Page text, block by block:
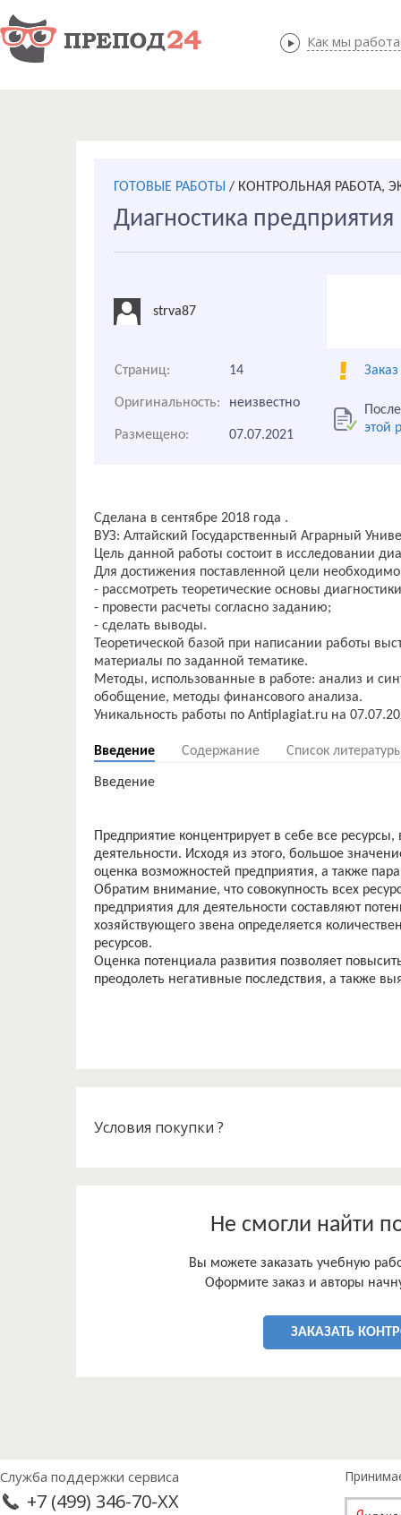
Как мы
Как мы
ГОТОВЫЕ РАБОТЫ / КОНТРОЛЬНАЯ РАБОТА,
Диагностика предприятия
strva87
Страниц: 14
Оригинальность: неизвестно
этой
Размещено: 07.07.2021
Сделана в сентябре 2018 года .
ВУЗ: Алтайский Государственный Аграрный
Цель данной работы состоит в исследовании
Для достижения поставленной цели
- рассмотреть теоретические основы
- провести расчеты согласно заданию;
- сделать выводы.
Теоретической базой при написании работы
материалы по заданной тематике.
Методы, использованные в работе: анализ и
обобщение, методы финансового анализа.
Введение Содержание Список
Введение
Предприятие концентрирует в себе все
деятельности. Исходя из этого, большое
оценка возможностей предприятия, а также
Обратим внимание, что совокупность всех
предприятия для деятельности составляют
хозяйствующего звена определяется
ресурсов.
Оценка потенциала развития позволяет
преодолеть негативные последствия, а также
Условия покупки ?
Не смогли найти
Вы можете заказать учебную
Оформите заказ и авторы
ЗАКАЗАТЬ
Служба поддержки сервиса
+7 (499) 346-70-XX